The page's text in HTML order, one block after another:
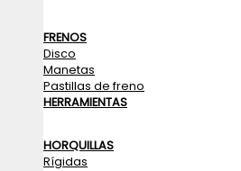
FRENOS
Disco
Manetas
Pastillas de freno
HERRAMIENTAS
HORQUILLAS
Rígidas